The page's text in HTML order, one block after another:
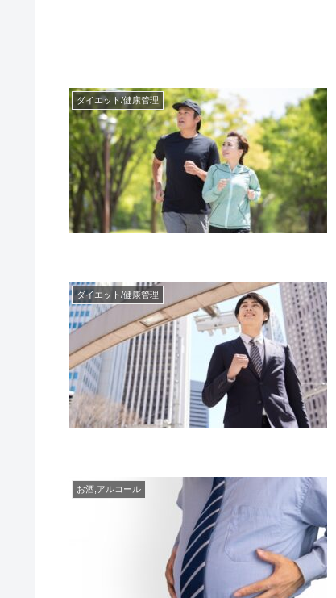
ダイエット/健康管理
ダイエット/健康管理
お酒,アルコール